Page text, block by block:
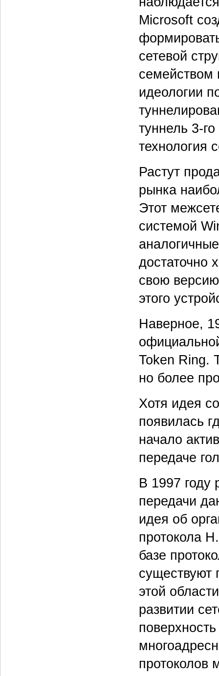
Microsoft
сетевой
семейством
идеологии
туннель 3-
технология
Растут
рынка
Этот
системой
достаточно
свою
этого
Наверное,
Token Ring.
но более
Хотя идея
появилась
начало
передаче
В 1997 году
передачи
идея об
протокола
базе
существуют
этой
развитии
протоколов